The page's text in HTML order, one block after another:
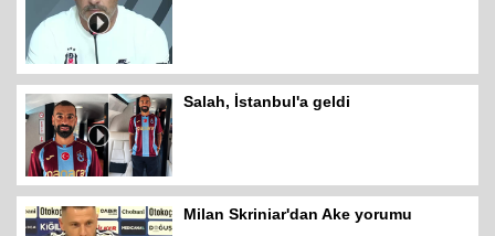
Salah, İstanbul'a geldi
Milan Skriniar'dan Ake yorumu